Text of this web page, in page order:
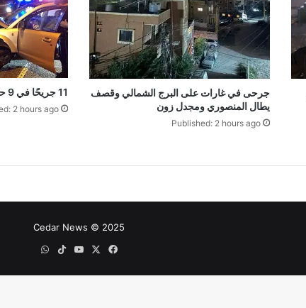
جرحى في غارات على البرج الشمالي وقصف
يطال المنصوري ومجدل زون
Published: 2 hours ago
11 جريحًا في 9 حوادث سير خلال 24 ساعة
2 hours ago
Cedar News © 2025
فيسبوك ‫YouTube
‫TikTokواتساب